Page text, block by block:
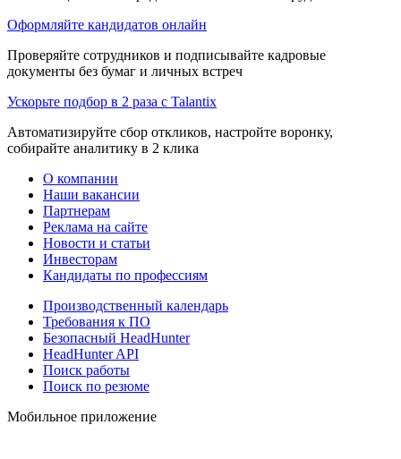
Оформляйте кандидатов онлайн
Проверяйте сотрудников и подписывайте кадровые
документы без бумаг и личных встреч
Ускорьте подбор в 2 раза с Talantix
Автоматизируйте сбор откликов, настройте воронку,
собирайте аналитику в 2 клика
О компании
Наши вакансии
Партнерам
Реклама на сайте
Новости и статьи
Инвесторам
Кандидаты по профессиям
Производственный календарь
Требования к ПО
Безопасный HeadHunter
HeadHunter API
Поиск работы
Поиск по резюме
Мобильное приложение